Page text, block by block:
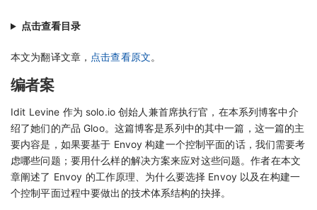
点击查看目录
本文为翻译文章， 点击查看原文。
编者案
Idit Levine 作为 solo.io 创始人兼首席执行官，在本系列博客中介
绍了她们的产品 Gloo。这篇博客是系列中的其中一篇，这一篇的主
要内容是，如果要基于 Envoy 构建一个控制平面的话，我们需要考
虑哪些问题；要用什么样的解决方案来应对这些问题。作者在本文
章阐述了 Envoy 的工作原理、为什么要选择 Envoy 以及在构建一
个控制平面过程中要做出的技术体系结构的抉择。